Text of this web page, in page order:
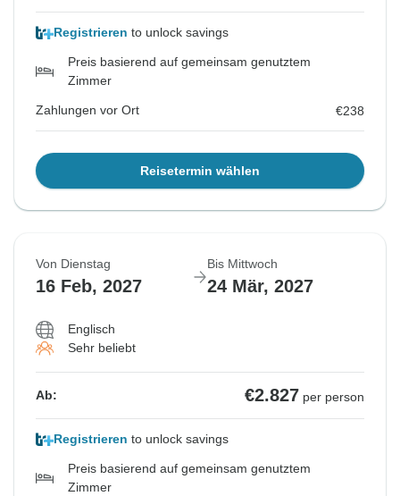
Registrieren to unlock savings
Preis basierend auf gemeinsam genutztem
Zimmer
Zahlungen vor Ort €238
Reisetermin wählen
Von Dienstag
16 Feb, 2027
Bis Mittwoch
24 Mär, 2027
Englisch
Sehr beliebt
Ab: €2.827 per person
Registrieren to unlock savings
Preis basierend auf gemeinsam genutztem
Zimmer